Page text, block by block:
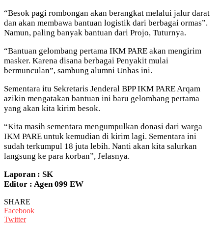
“Besok pagi rombongan akan berangkat melalui jalur darat
dan akan membawa bantuan logistik dari berbagai ormas”.
Namun, paling banyak bantuan dari Projo, Tuturnya.
“Bantuan gelombang pertama IKM PARE akan mengirim
masker. Karena disana berbagai Penyakit mulai
bermunculan”, sambung alumni Unhas ini.
Sementara itu Sekretaris Jenderal BPP IKM PARE Arqam
azikin mengatakan bantuan ini baru gelombang pertama
yang akan kita kirim besok.
“Kita masih sementara mengumpulkan donasi dari warga
IKM PARE untuk kemudian di kirim lagi. Sementara ini
sudah terkumpul 18 juta lebih. Nanti akan kita salurkan
langsung ke para korban”, Jelasnya.
Laporan : SK
Editor : Agen 099 EW
SHARE
Facebook
Twitter